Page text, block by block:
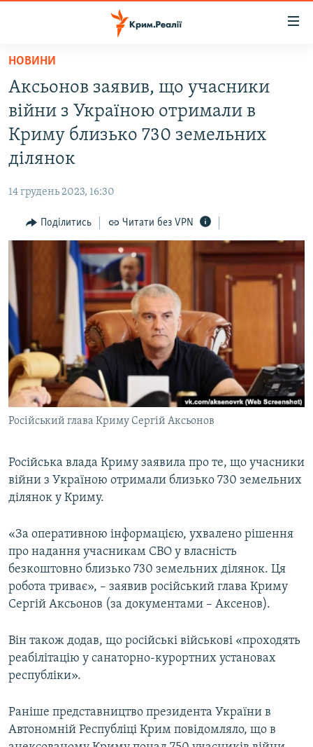
Перейти
основного
матеріалу
Перейти
до
основної
Перейти
пошуку
ВІДЕО ТА ФОТО
ПОЛІТИКА
ПОГЛЯД
ІНТЕРВ'Ю
ВСЕ ЗА ДЕНЬ
СПЕЦПРОЕКТИ
ДЕПОРТАЦІЯ
ВІДЕОУРОКИ «ELIFBE»
СВІДЧЕННЯ ОКУПАЦІЇ
УКРАЇНСЬКА ПРОБЛЕМА КРИМУ
ІНФОГРАФІКА
ЯК ОБІЙТИ БЛОКУВАННЯ
Русский
Qırımtatar
ДОЛУЧАЙСЯ!
Усі сайти RFE/RL
НОВИНИ
Аксьонов заявив, що учасники
війни з Україною отримали в
Криму близько 730 земельних
ділянок
14 грудень 2023, 16:30
Поділитись Читати без VPN
Російський глава Криму Сергій Аксьонов
Російська влада Криму заявила про те, що учасники
війни з Україною отримали близько 730 земельних
ділянок у Криму.
«За оперативною інформацією, ухвалено рішення
про надання учасникам СВО у власність
безкоштовно близько 730 земельних ділянок. Ця
робота триває», – заявив російський глава Криму
Сергій Аксьонов (за документами – Аксенов).
Він також додав, що російські військові «проходять
реабілітацію у санаторно-курортних установах
республіки».
Раніше представництво президента України в
Автономній Республіці Крим повідомляло, що в